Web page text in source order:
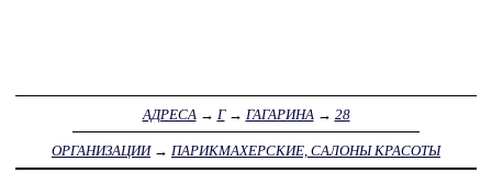
АДРЕСА → Г→ ГАГАРИНА → 28
ОРГАНИЗАЦИИ→ ПАРИКМАХЕРСКИЕ, САЛОНЫ КРАСОТЫ